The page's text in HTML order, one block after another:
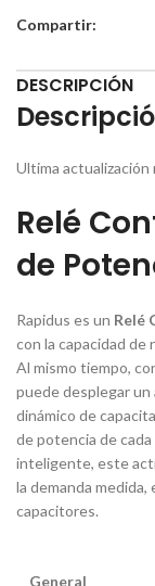
Compartir:
DESCRIPCIÓN
Ultima actualización
Relé
de
Rapidus es un Relé
con la capacidad de
Al mismo tiempo,
puede desplegar un
dinámico de
de potencia de cada
inteligente, este
la demanda
capacitores.
General